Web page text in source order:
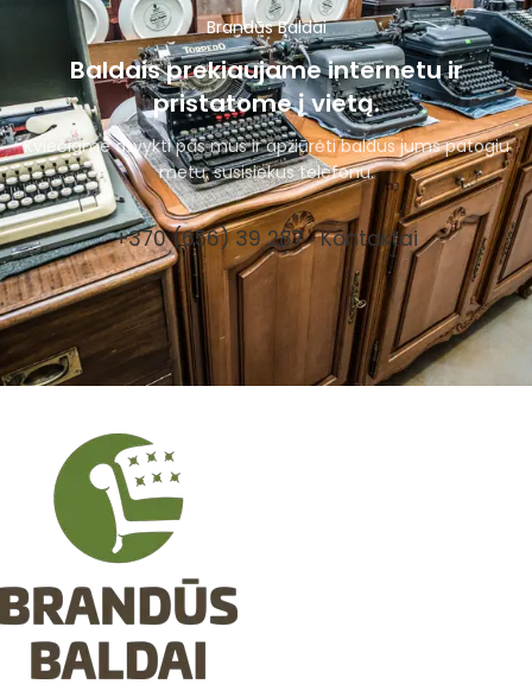
Brandūs Baldai
Baldais prekiaujame internetu ir
pristatome į vietą.
Kviečiame atvykti pas mus ir apžiūrėti baldus jums patogiu
metu, susisiekus telefonu.
+370 (656) 39 287 Kontaktai